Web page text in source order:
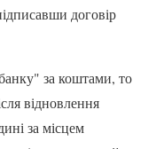
договір
за коштами, то
відновлення
за місцем